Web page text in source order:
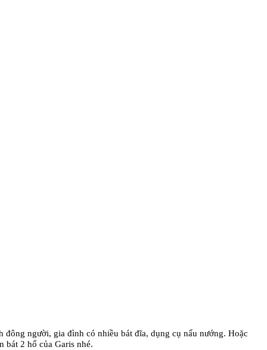
người, gia đình có nhiều bát đĩa, dụng cụ nấu nướng. Hoặc
bát 2 hố của Garis nhé.